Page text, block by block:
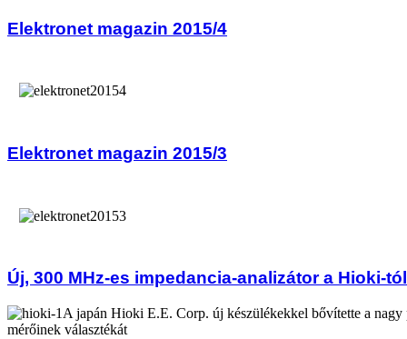
Elektronet magazin 2015/4
Elektronet magazin 2015/3
Új, 300 MHz-es impedancia-analizátor a Hioki-tól
A japán Hioki E.E. Corp. új készülékekkel bővítette a nagy
mérőinek választékát